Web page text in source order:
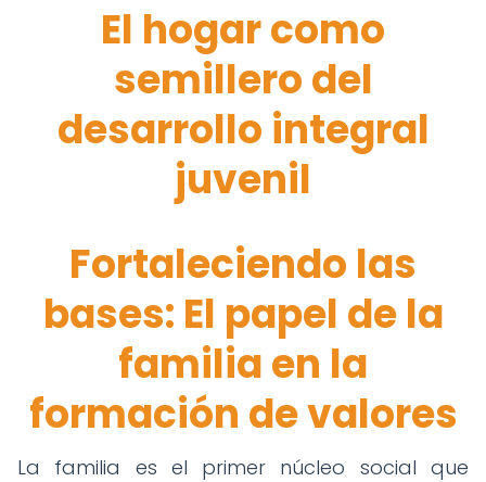
El hogar como
semillero del
desarrollo integral
juvenil
Fortaleciendo las
bases: El papel de la
familia en la
formación de valores
La familia es el primer núcleo social que